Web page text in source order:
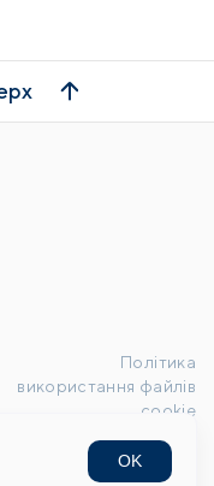
Політика
використання файлів
cookie
OK